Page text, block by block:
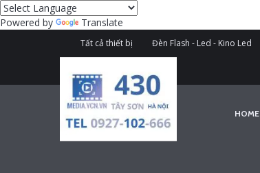
Powered by Translate
Tất cả thiết bị Đèn Flash - Led - Kino Led
HOME